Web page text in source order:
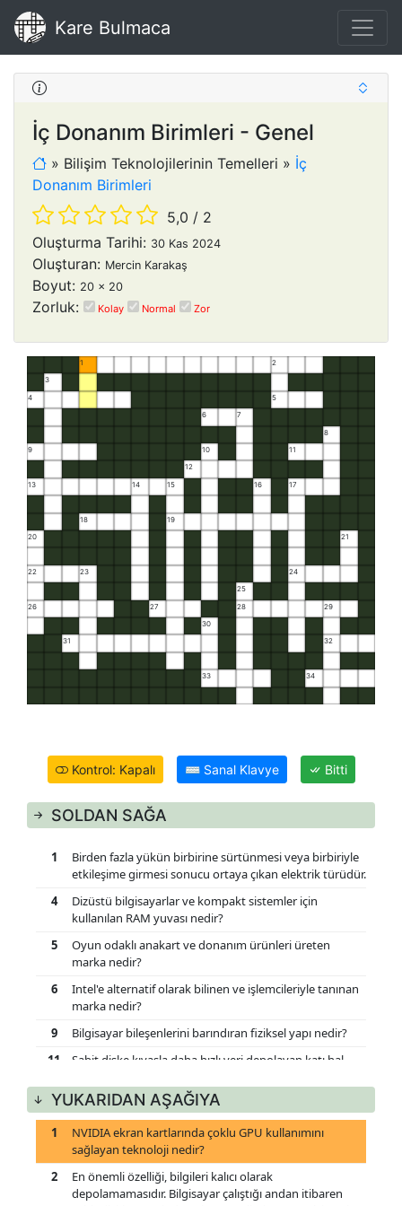
Kare Bulmaca
İç Donanım Birimleri - Genel
» Bilişim Teknolojilerinin Temelleri » İç
Donanım Birimleri
5,0 / 2
Oluşturma Tarihi: 30 Kas 2024
Oluşturan: Mercin Karakaş
Boyut: 20 x 20
Zorluk: Kolay Normal Zor
4
9
13
20
22
26
3
31
1
18
23
14
27
15
19
12
6
10
30
33
7
25
28
16
2
5
11
17
24
34
8
29
32
21
Kontrol: Kapalı ⌨Sanal Klavye Bitti
SOLDAN SAĞA
1
Birden fazla yükün birbirine sürtünmesi veya birbiriyle
etkileşime girmesi sonucu ortaya çıkan elektrik türüdür.
4
Dizüstü bilgisayarlar ve kompakt sistemler için
kullanılan RAM yuvası nedir?
5
Oyun odaklı anakart ve donanım ürünleri üreten
marka nedir?
6
Intel'e alternatif olarak bilinen ve işlemcileriyle tanınan
marka nedir?
9
Bilgisayar bileşenlerini barındıran fiziksel yapı nedir?
11
Sabit diske kıyasla daha hızlı veri depolayan katı hal
12
Ekran kartının grafik belleği nedir?
13
Donanım birimlerinden ısı transferini artırmak için
kullanılan ince malzeme nedir?
17
Eski nesil bilgisayar bileşenleri için kullanılan genişleme
yuvası nedir?
YUKARIDAN AŞAĞIYA
1
NVIDIA ekran kartlarında çoklu GPU kullanımını
sağlayan teknoloji nedir?
2
En önemli özelliği, bilgileri kalıcı olarak
depolamamasıdır. Bilgisayar çalıştığı andan itibaren